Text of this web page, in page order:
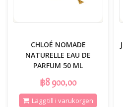
CHLOÉ NOMADE
NATURELLE EAU DE
PARFUM 50 ML
฿8 900,00
Lägg till i varukorgen